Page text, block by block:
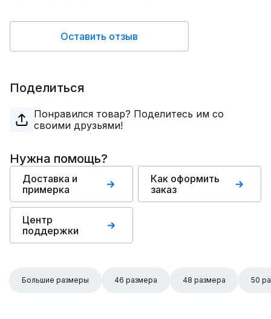
Оставить отзыв
Поделиться
Понравился товар? Поделитесь им со
своими друзьями!
Нужна помощь?
Доставка и
примерка
Как оформить
заказ
Центр
поддержки
Большие размеры 46 размера 48 размера 50